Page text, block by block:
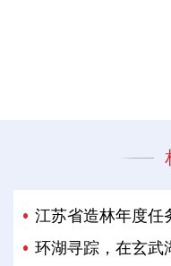
江苏省造林年度任
环湖寻踪，在玄武